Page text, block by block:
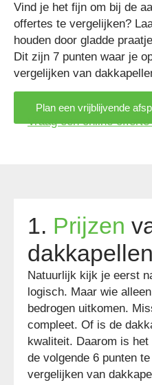
Vind je het fijn om bij de
offertes te vergelijken?
houden door gladde
Dit zijn 7 punten waar je
vergelijken van
Plan een vrijblijvende
Vraag een online offerte
1. Prijzen
Natuurlijk kijk je eerst
logisch. Maar wie
bedrogen uitkomen.
compleet. Of is de
kwaliteit. Daarom is
de volgende 6 punten
vergelijken van